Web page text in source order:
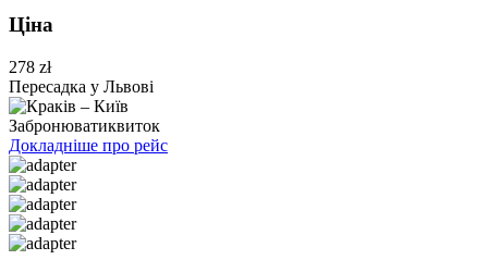
Ціна
278 zł
Пересадка у Львові
Забронюватиквиток
Докладніше про рейс